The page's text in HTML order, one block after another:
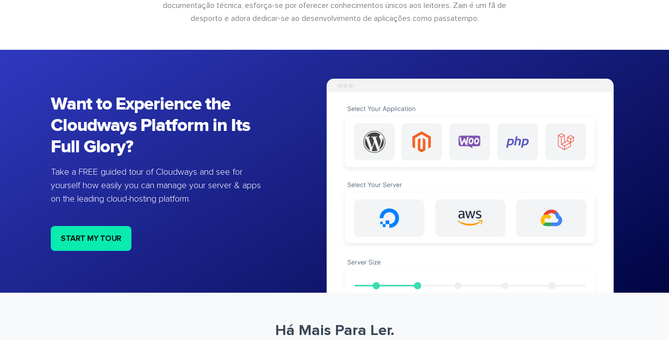
documentação técnica, esforça-se por oferecer conhecimentos únicos aos leitores. Zain é um fã de
desporto e adora dedicar-se ao desenvolvimento de aplicações como passatempo.
Want to Experience the
Cloudways Platform in Its
Full Glory?
Take a FREE guided tour of Cloudways and see for
yourself how easily you can manage your server & apps
on the leading cloud-hosting platform.
START MY TOUR
Há Mais Para Ler.